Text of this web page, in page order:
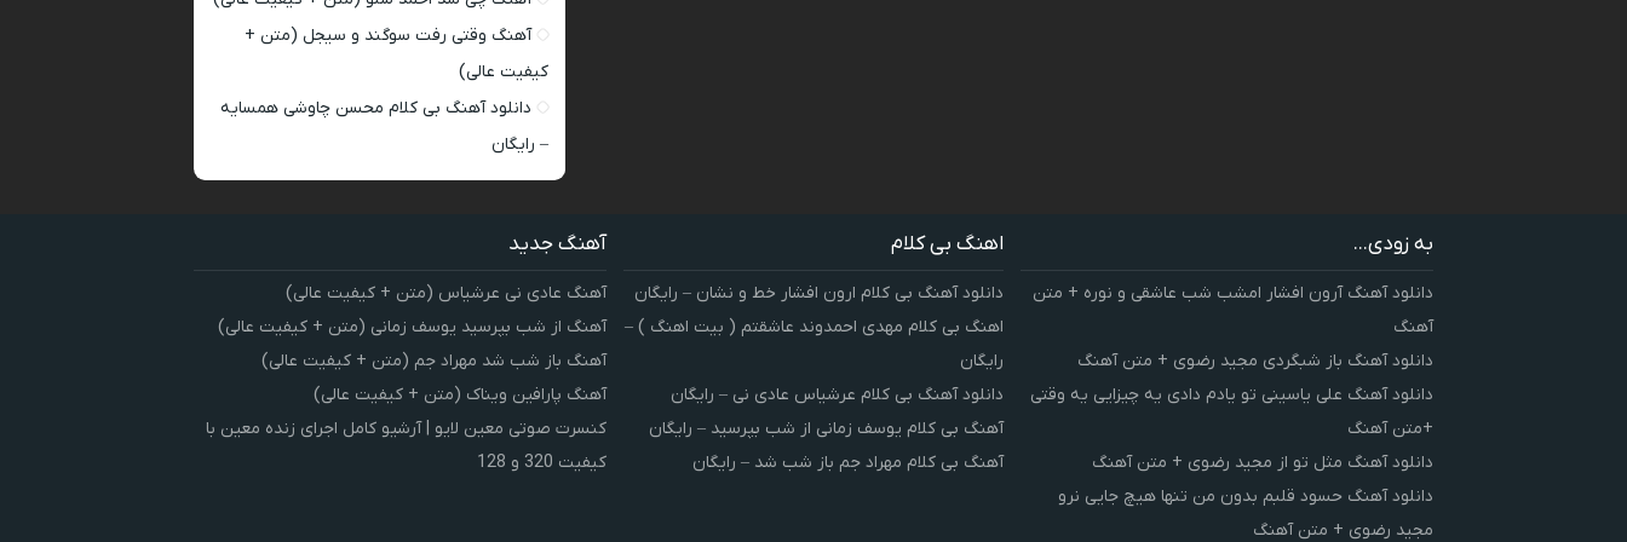
آهنگ وقتی رفت سوگند و سیجل (متن +
کیفیت عالی)
دانلود آهنگ بی کلام محسن چاوشی همسایه
– رایگان
به زودی...
دانلود آهنگ آرون افشار امشب شب عاشقی و نوره + متن
آهنگ
دانلود آهنگ باز شبگردی مجید رضوی + متن آهنگ
دانلود آهنگ علی یاسینی تو یادم دادی یه چیزایی یه وقتی
+متن آهنگ
دانلود آهنگ مثل تو از مجید رضوی + متن آهنگ
دانلود آهنگ حسود قلبم بدون من تنها هیچ جایی نرو
مجید رضوی + متن آهنگ
اهنگ بی کلام
دانلود آهنگ بی کلام ارون افشار خط و نشان – رایگان
اهنگ بی کلام مهدی احمدوند عاشقتم ( بیت اهنگ ) –
رایگان
دانلود آهنگ بی کلام عرشیاس عادی نی – رایگان
آهنگ بی کلام یوسف زمانی از شب بپرسید – رایگان
آهنگ بی کلام مهراد جم باز شب شد – رایگان
آهنگ جدید
آهنگ عادی نی عرشیاس (متن + کیفیت عالی)
آهنگ از شب بپرسید یوسف زمانی (متن + کیفیت عالی)
آهنگ باز شب شد مهراد جم (متن + کیفیت عالی)
آهنگ پارافین ویناک (متن + کیفیت عالی)
کنسرت صوتی معین لایو | آرشیو کامل اجرای زنده معین با
کیفیت 320 و 128